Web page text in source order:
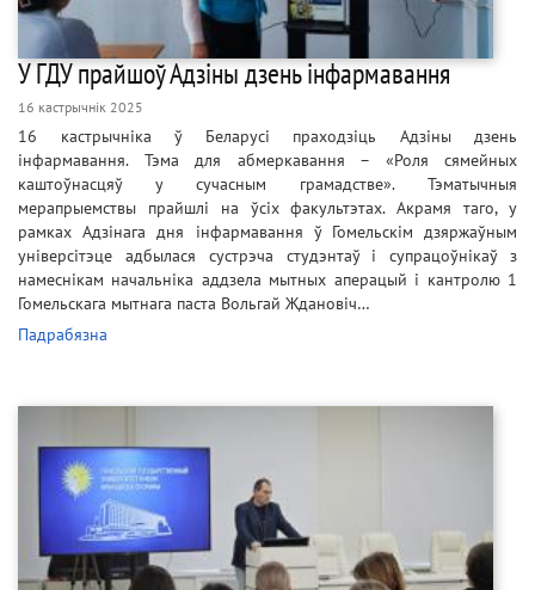
У ГДУ прайшоў Адзіны дзень інфармавання
16 кастрычнік 2025
16 кастрычніка ў Беларусі праходзіць Адзіны дзень
інфармавання. Тэма для абмеркавання – «Роля сямейных
каштоўнасцяў у сучасным грамадстве». Тэматычныя
мерапрыемствы прайшлі на ўсіх факультэтах. Акрамя таго, у
рамках Адзінага дня інфармавання ў Гомельскім дзяржаўным
універсітэце адбылася сустрэча студэнтаў і супрацоўнікаў з
намеснікам начальніка аддзела мытных аперацый і кантролю 1
Гомельскага мытнага паста Вольгай Ждановіч…
Падрабязна